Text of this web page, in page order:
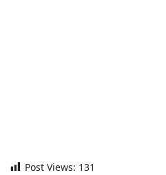
Post Views: 131